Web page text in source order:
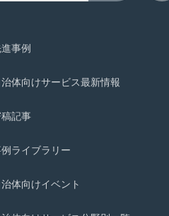
事例
治体向けサービス最新情報
記事
ライブラリー
治体向けイベント